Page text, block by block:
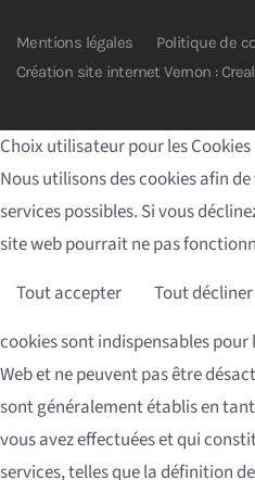
Mentions légales
Politique de
Création site internet Vernon :
Choix utilisateur pour les Cookies
Nous utilisons des cookies afin
services possibles. Si vous
site web pourrait ne pas
Tout accepter
Tout décliner
cookies sont indispensables
Web et ne peuvent pas être
sont généralement établis en
vous avez effectuées et qui
services, telles que la définition